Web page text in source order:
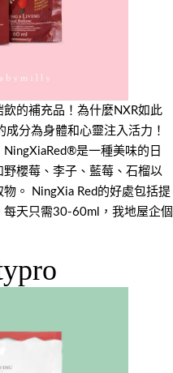
的補充品！為什麼NXR如此
分為身體和心靈注入活力！
是一種美味的日
櫻莓、李子、藍莓、石榴以
。 NingXia Red的好處包括提
天只需30-60ml，我地屋企個